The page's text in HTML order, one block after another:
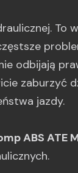
To
odbijają
zaburzyć
jazdy.
ABS ATE